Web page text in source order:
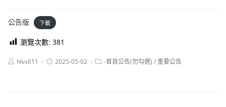
公告版 下載
瀏覽次數: 381
Posthlvs611
Post2025-05-02
Post-首頁公告(勿勾選) /重要公告